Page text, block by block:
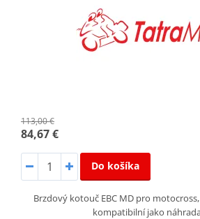
113,00 €
84,67 €
Do košíka
Brzdový kotouč EBC MD pro
kompatibilní jako